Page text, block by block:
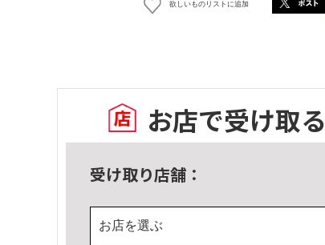
欲しいものリストに追加
お店で受け取る
受け取り店舗：
お店を選ぶ